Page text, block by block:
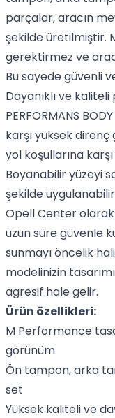
parçalar, aracın
şekilde üretilmiştir.
gerektirmez ve
Bu sayede güvenli
Dayanıklı ve
PERFORMANS
karşı yüksek direnç
yol koşullarına
Boyanabilir yüzeyi
şekilde
Opell Center
uzun süre güvenle
sunmayı öncelik
modelinizin
agresif hale gelir.
Ürün özellikleri:
M Performance
görünüm
Ön tampon, arka
set
Yüksek kaliteli ve